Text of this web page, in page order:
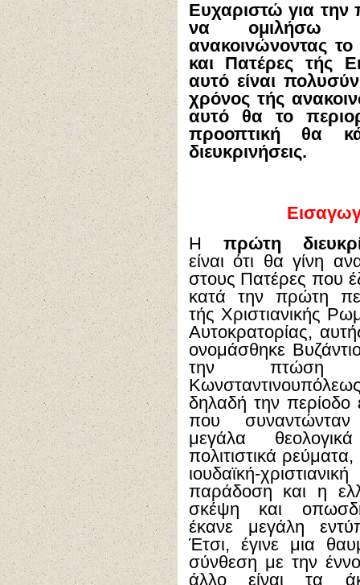
Ευχαριστώ για
να ομιλήσω
ανακοινώνοντας
και Πατέρες τής
αυτό είναι
χρόνος τής
αυτό θα το
προοπτική θα
διευκρινήσεις.
Η πρώτη
είναι ότι θα γίνη
στους Πατέρες που
κατά την πρώτη
τής Χριστιανικής
Αυτοκρατορίας,
ονομάσθηκε
την πτώση
δηλαδή την περίοδο
που
μεγάλα
πολιτιστικά ρεύματα,
ιουδαϊκή-χριστιανική
παράδοση και η
σκέψη και
έκανε μεγάλη
Έτσι, έγινε μια
σύνθεση με την
άλλο είναι τα